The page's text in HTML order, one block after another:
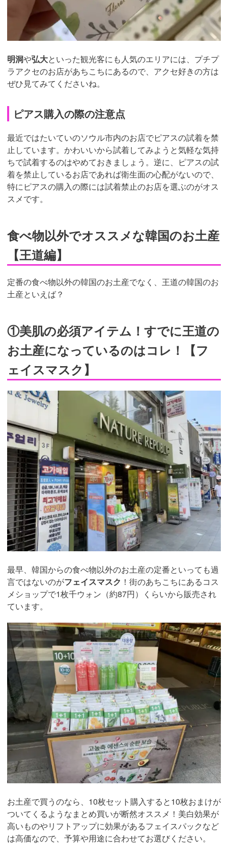
明洞や弘大といった観光客にも人気のエリアには、プチプ
ラアクセのお店があちこちにあるので、アクセ好きの方は
ぜひ見てみてくださいね。
ピアス購入の際の注意点
最近ではたいていのソウル市内のお店でピアスの試着を禁
止しています。かわいいから試着してみようと気軽な気持
ちで試着するのはやめておきましょう。逆に、ピアスの試
着を禁止しているお店であれば衛生面の心配がないので、
特にピアスの購入の際には試着禁止のお店を選ぶのがオス
スメです。
食べ物以外でオススメな韓国のお土産
【王道編】
定番の食べ物以外の韓国のお土産でなく、王道の韓国のお
土産といえば？
①美肌の必須アイテム！すでに王道の
お土産になっているのはコレ！【フ
ェイスマスク】
最早、韓国からの食べ物以外のお土産の定番といっても過
言ではないのがフェイスマスク ！街のあちこちにあるコス
メショップで1枚千ウォン（約87円）くらいから販売され
ています。
お土産で買うのなら、10枚セット購入すると10枚おまけが
ついてくるようなまとめ買いが断然オススメ！美白効果が
高いものやリフトアップに効果があるフェイスパックなど
は高価なので、予算や用途に合わせてお選びください。